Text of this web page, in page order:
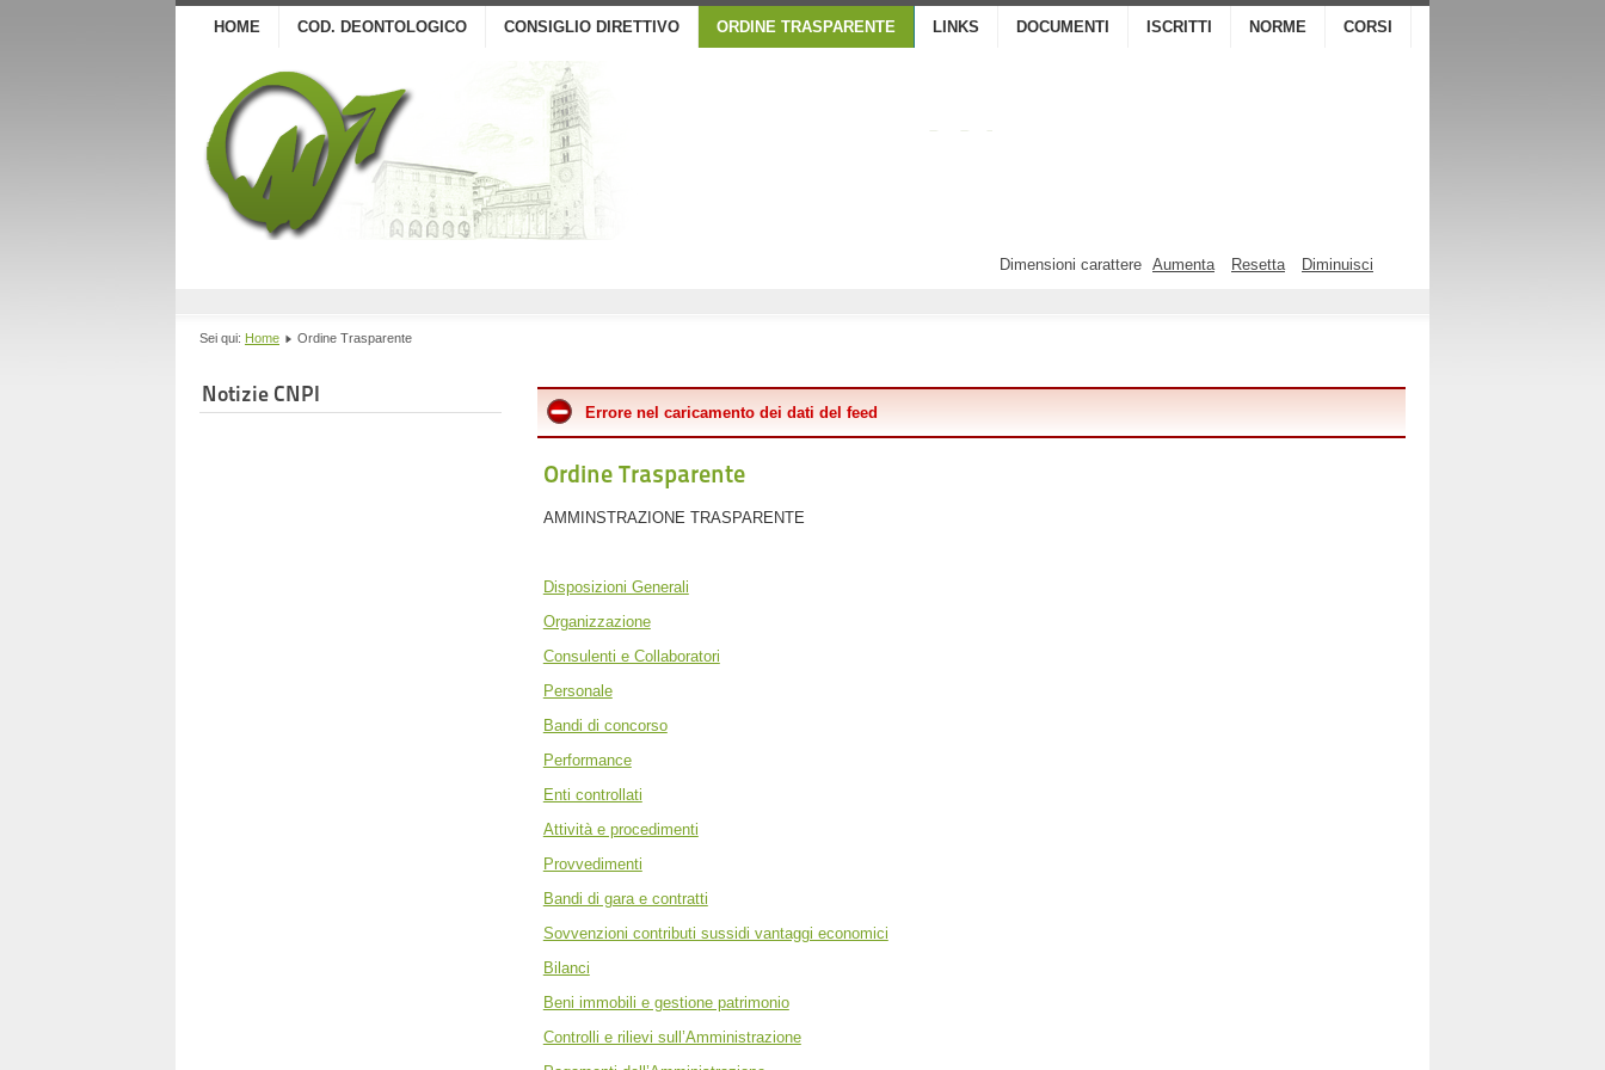
Dimensioni carattere Aumenta Resetta Diminuisci
HOME COD. DEONTOLOGICO CONSIGLIO DIRETTIVO ORDINE TRASPARENTE LINKS DOCUMENTI ISCRITTI NORME CORSI
Sei qui: Home Ordine Trasparente
Notizie CNPI
Errore nel caricamento dei dati del feed
Ordine Trasparente
AMMINSTRAZIONE TRASPARENTE
Disposizioni Generali
Organizzazione
Consulenti e Collaboratori
Personale
Bandi di concorso
Performance
Enti controllati
Attività e procedimenti
Provvedimenti
Bandi di gara e contratti
Sovvenzioni contributi sussidi vantaggi economici
Bilanci
Beni immobili e gestione patrimonio
Controlli e rilievi sull’Amministrazione